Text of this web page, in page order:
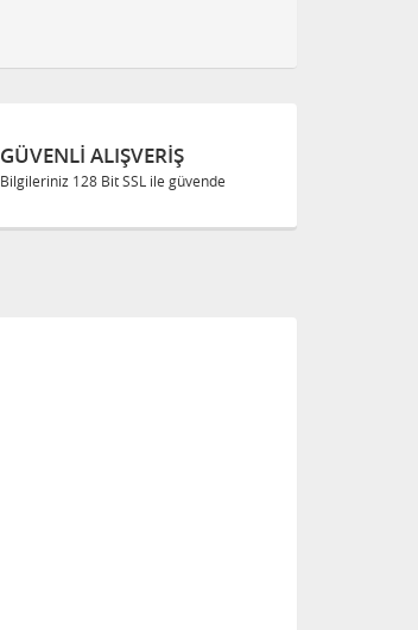
GÜVENLI ALIŞVERIŞ
Bilgileriniz 128 Bit SSL ile güvende